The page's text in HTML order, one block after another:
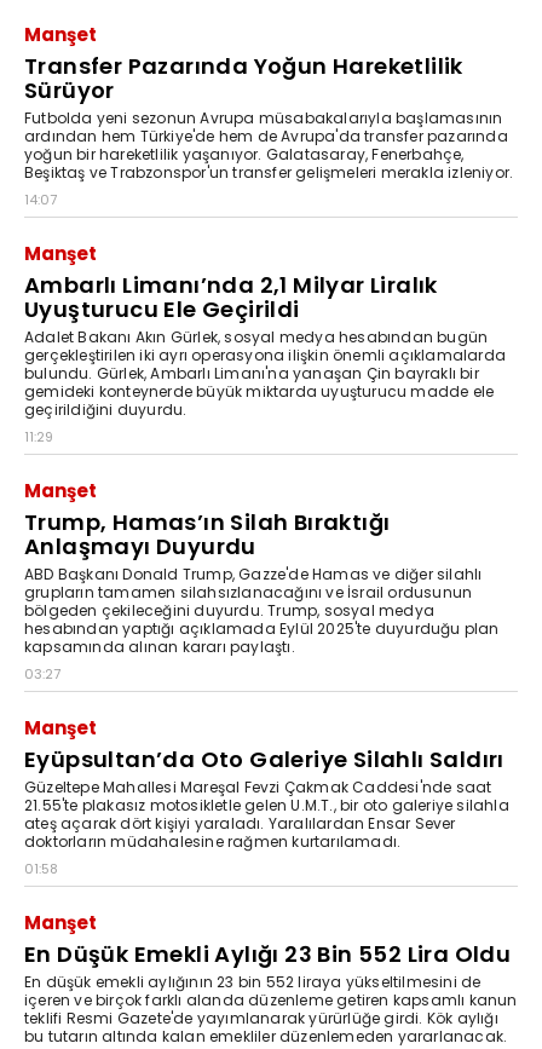
Manşet
Transfer Pazarında Yoğun Hareketlilik
Sürüyor
Futbolda yeni sezonun Avrupa müsabakalarıyla başlamasının
ardından hem Türkiye'de hem de Avrupa'da transfer pazarında
yoğun bir hareketlilik yaşanıyor. Galatasaray, Fenerbahçe,
Beşiktaş ve Trabzonspor'un transfer gelişmeleri merakla izleniyor.
14:07
Manşet
Ambarlı Limanı’nda 2,1 Milyar Liralık
Uyuşturucu Ele Geçirildi
Adalet Bakanı Akın Gürlek, sosyal medya hesabından bugün
gerçekleştirilen iki ayrı operasyona ilişkin önemli açıklamalarda
bulundu. Gürlek, Ambarlı Limanı'na yanaşan Çin bayraklı bir
gemideki konteynerde büyük miktarda uyuşturucu madde ele
geçirildiğini duyurdu.
11:29
Manşet
Trump, Hamas’ın Silah Bıraktığı
Anlaşmayı Duyurdu
ABD Başkanı Donald Trump, Gazze'de Hamas ve diğer silahlı
grupların tamamen silahsızlanacağını ve İsrail ordusunun
bölgeden çekileceğini duyurdu. Trump, sosyal medya
hesabından yaptığı açıklamada Eylül 2025'te duyurduğu plan
kapsamında alınan kararı paylaştı.
03:27
Manşet
Eyüpsultan’da Oto Galeriye Silahlı Saldırı
Güzeltepe Mahallesi Mareşal Fevzi Çakmak Caddesi'nde saat
21.55'te plakasız motosikletle gelen U.M.T., bir oto galeriye silahla
ateş açarak dört kişiyi yaraladı. Yaralılardan Ensar Sever
doktorların müdahalesine rağmen kurtarılamadı.
01:58
Manşet
En Düşük Emekli Aylığı 23 Bin 552 Lira Oldu
En düşük emekli aylığının 23 bin 552 liraya yükseltilmesini de
içeren ve birçok farklı alanda düzenleme getiren kapsamlı kanun
teklifi Resmi Gazete'de yayımlanarak yürürlüğe girdi. Kök aylığı
bu tutarın altında kalan emekliler düzenlemeden yararlanacak.